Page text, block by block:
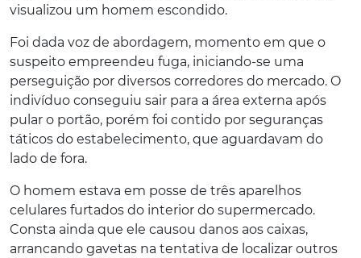
visualizou um homem escondido.
Foi dada voz de abordagem, momento em que o
suspeito empreendeu fuga, iniciando-se uma
perseguição por diversos corredores do mercado. O
indivíduo conseguiu sair para a área externa após
pular o portão, porém foi contido por seguranças
táticos do estabelecimento, que aguardavam do
lado de fora.
O homem estava em posse de três aparelhos
celulares furtados do interior do supermercado.
Consta ainda que ele causou danos aos caixas,
arrancando gavetas na tentativa de localizar outros